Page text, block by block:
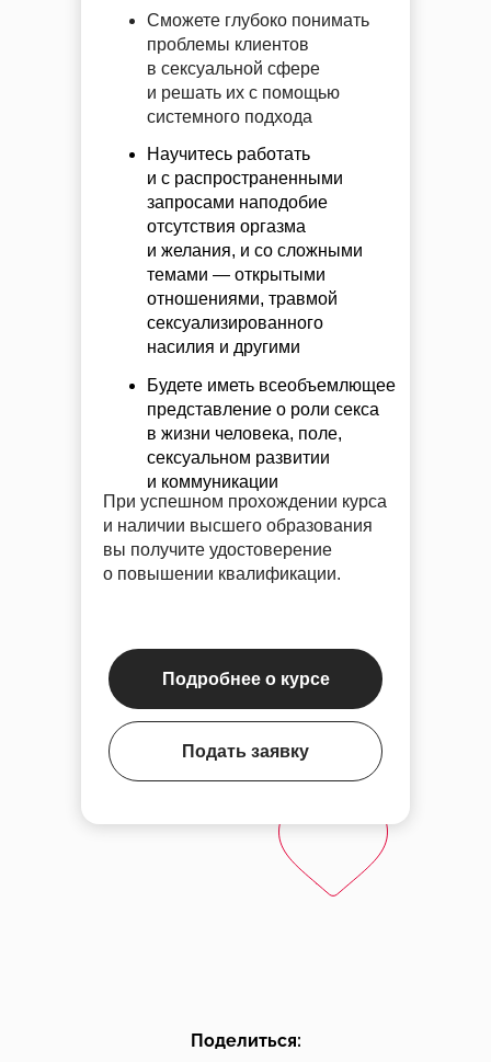
Сможете глубоко понимать
проблемы клиентов
в сексуальной сфере
и решать их с помощью
системного подхода
При успешном прохождении курса
и наличии высшего образования
вы получите удостоверение
о повышении квалификации.
Подробнее о курсе
Научитесь работать
и с распространенными
запросами наподобие
отсутствия оргазма
и желания, и со сложными
темами — открытыми
отношениями, травмой
сексуализированного
насилия и другими
Будете иметь всеобъемлющее
представление о роли секса
в жизни человека, поле,
сексуальном развитии
и коммуникации
Подать заявку
Поделиться:
Успейте зафиксировать скидку
на обучение Подробнее